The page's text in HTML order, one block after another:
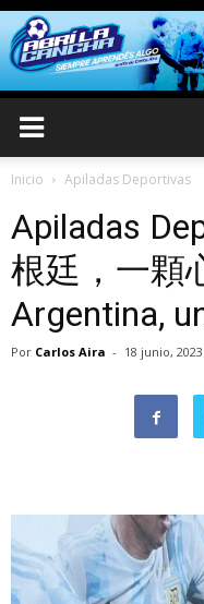
Inicio Apiladas Deportivas
Apiladas
根廷，一顆
Argentina,
Por Carlos Aira - 18 junio, 2023